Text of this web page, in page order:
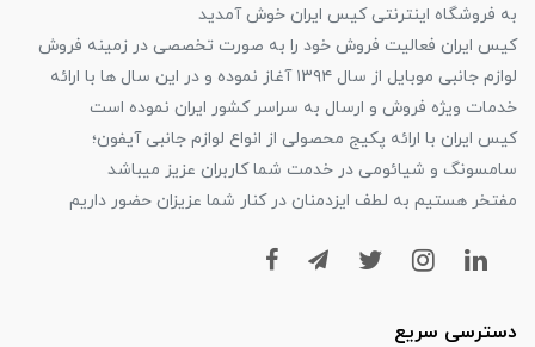
به فروشگاه اینترنتی کیس ایران خوش آمدید
کیس ایران فعالیت فروش خود را به صورت تخصصی در زمینه فروش
لوازم جانبی موبایل از سال ۱۳۹۴ آغاز نموده و در این سال ها با ارائه
خدمات ویژه فروش و ارسال به سراسر کشور ایران نموده است
کیس ایران با ارائه پکیج محصولی از انواع لوازم جانبی آیفون؛
سامسونگ و شیائومی در خدمت شما کاربران عزیز میباشد
مفتخر هستیم به لطف ایزدمنان در کنار شما عزیزان حضور داریم
دسترسی سریع